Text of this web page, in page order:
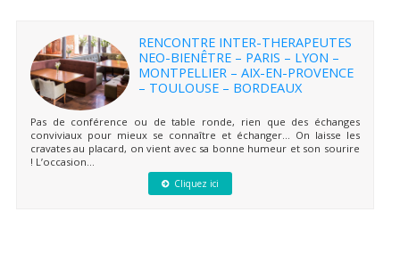
RENCONTRE INTER-THERAPEUTES
NEO-BIENÊTRE – PARIS – LYON –
MONTPELLIER – AIX-EN-PROVENCE
– TOULOUSE – BORDEAUX
Pas de conférence ou de table ronde, rien que des échanges
conviviaux pour mieux se connaître et échanger… On laisse les
cravates au placard, on vient avec sa bonne humeur et son sourire
! L’occasion...
Cliquez ici